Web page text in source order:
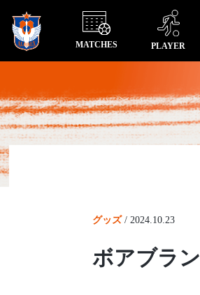
MATCHES PLAYER
グッズ / 2024.10.23
ボアブラ